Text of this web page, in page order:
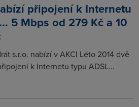
připojení k Internetu
5 Mbps od 279 Kč a 10
s.r.o. nabízí v AKCI Léto 2014 dvě
k Internetu typu ADSL...